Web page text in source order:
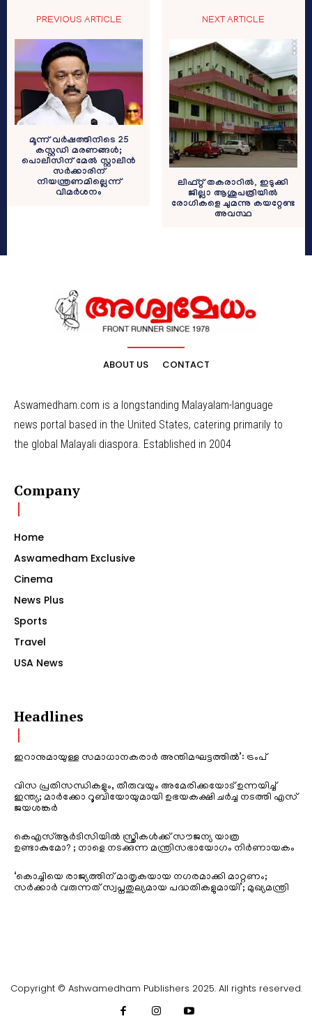
PREVIOUS ARTICLE
മൂന്ന് വർഷത്തിനിടെ 25
കസ്റ്റഡി മരണങ്ങൾ;
പൊലീസിന് മേൽ സ്റ്റാലിൻ
സർക്കാരിന്
നിയന്ത്രണമില്ലെന്ന്
വിമർശനം
NEXT ARTICLE
ലിഫ്റ്റ് തകരാറിൽ, ഇടുക്കി
ജില്ലാ ആശുപത്രിയിൽ
രോഗികളെ ചുമന്നു കയറ്റേണ്ട
അവസ്ഥ
ABOUT US CONTACT
Aswamedham.com is a longstanding Malayalam-language
news portal based in the United States, catering primarily to
the global Malayali diaspora. Established in 2004
Company
Home
Aswamedham Exclusive
Cinema
News Plus
Sports
Travel
USA News
Headlines
ഇറാനുമായുള്ള സമാധാനകരാർ അന്തിമഘട്ടത്തിൽ‌’: ട്രംപ്
വിസ പ്രതിസന്ധികളും, തീരുവയും അമേരിക്കയോട് ഉന്നയിച്ച്
ഇന്ത്യ; മാർക്കോ റൂബിയോയുമായി ഉഭയകക്ഷി ചർച്ച നടത്തി എസ്
ജയശങ്കർ
കെഎസ്ആർടിസിയിൽ സ്ത്രീകൾക്ക് സൗജന്യ യാത്ര
ഉണ്ടാകുമോ? ; നാളെ നടക്കുന്ന മന്ത്രിസഭായോഗം നിർണായകം
‘കൊച്ചിയെ രാജ്യത്തിന് മാതൃകയായ നഗരമാക്കി മാറ്റണം;
സർക്കാർ വരുന്നത് സ്വപ്നതുല്യമായ പദ്ധതികളുമായി’; മുഖ്യമന്ത്രി
Copyright © Ashwamedham Publishers 2025. All rights reserved.